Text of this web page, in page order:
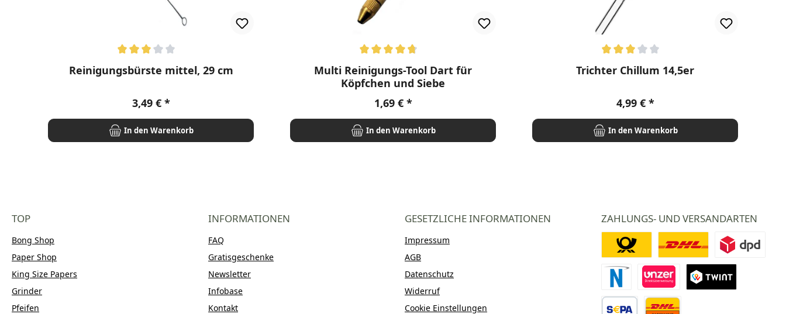
Durchschnittliche Bewertung von 3 von 5 Sternen
Reinigungsbürste mittel, 29 cm
Regulärer Preis:
3,49 €
In den Warenkorb
Durchschnittliche Bewertung von 4.8 von 5 Sternen
Multi Reinigungs-Tool Dart für
Köpfchen und Siebe
Regulärer Preis:
1,69 €
In den Warenkorb
Durchschnittliche Bewertung von 3 von 5 Sternen
Trichter Chillum 14,5er
Regulärer Preis:
4,99 €
In den Warenkorb
TOP
Bong Shop
Paper Shop
King Size Papers
Grinder
Pfeifen
INFORMATIONEN
FAQ
Gratisgeschenke
Newsletter
Infobase
Kontakt
GESETZLICHE INFORMATIONEN
Impressum
AGB
Datenschutz
Widerruf
Cookie Einstellungen
ZAHLUNGS- UND VERSANDARTEN
Novalnet ZahlungDirektüberweisung
Deutsche PostDHL DPD